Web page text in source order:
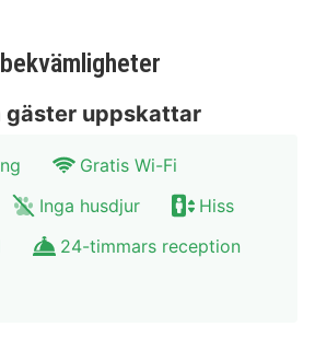
och beställa rumsservice
tider). Komplett frukost serveras
från 06.30 till 10.00.
är otillgängliga från 23
januari 2024 (datumen kan
och reception (öppen dygnet
gäster uppskattar
Gratis Wi-Fi
Inga husdjur
Hiss
24-timmars reception